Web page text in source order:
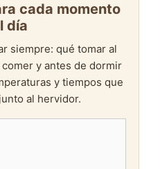
cada momento
día
siempre: qué tomar al
y antes de dormir
y tiempos que
al hervidor.